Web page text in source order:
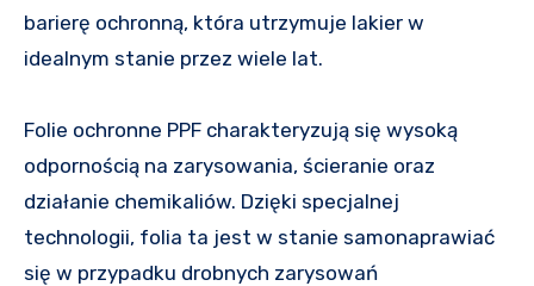
barierę ochronną, która utrzymuje lakier w
idealnym stanie przez wiele lat.
Folie ochronne PPF charakteryzują się wysoką
odpornością na zarysowania, ścieranie oraz
działanie chemikaliów. Dzięki specjalnej
technologii, folia ta jest w stanie samonaprawiać
się w przypadku drobnych zarysowań